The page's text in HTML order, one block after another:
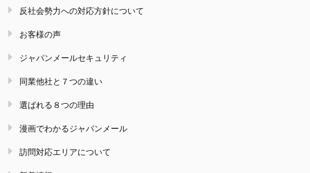
反社会勢力への対応方針について
お客様の声
ジャパンメールセキュリティ
同業他社と７つの違い
選ばれる８つの理由
漫画でわかるジャパンメール
訪問対応エリアについて